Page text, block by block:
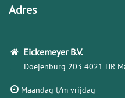
Adres
Eickemeyer B.V.
Doejenburg 203 4021 HR
Maandag t/m vrijdag